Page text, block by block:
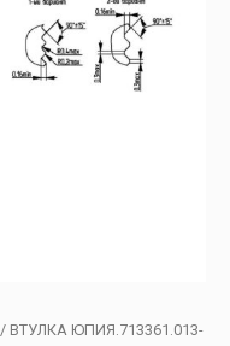
/ ВТУЛКА ЮПИЯ.713361.013-